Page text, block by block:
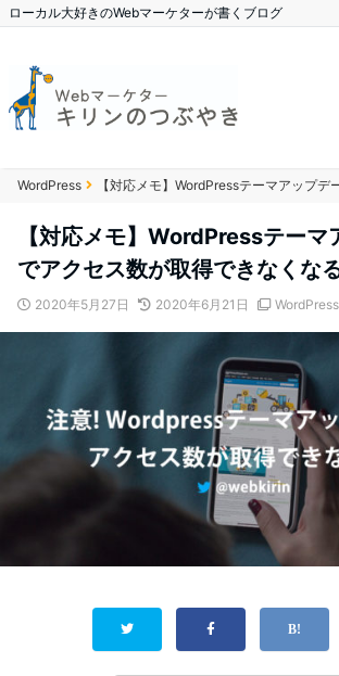
ローカル大好きのWebマーケターが書くブログ
WordPress
【対応メモ】WordPressテーマ
でアクセス数が取得できなくな
2020年5月27日 2020年6月21日 WordPress